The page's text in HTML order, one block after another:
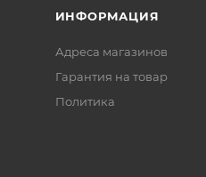
ИНФОРМАЦИЯ
Адреса магазинов
Гарантия на товар
Политика